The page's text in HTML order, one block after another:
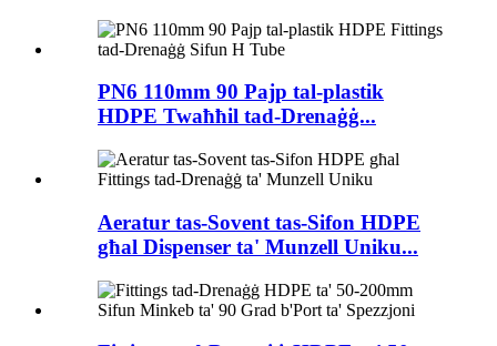
PN6 110mm 90 Pajp tal-plastik
HDPE Twaħħil tad-Drenaġġ...
Aeratur tas-Sovent tas-Sifon HDPE
għal Dispenser ta' Munzell Uniku...